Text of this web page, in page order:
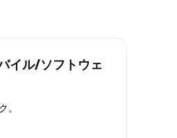
イル/ソフトウェ
。